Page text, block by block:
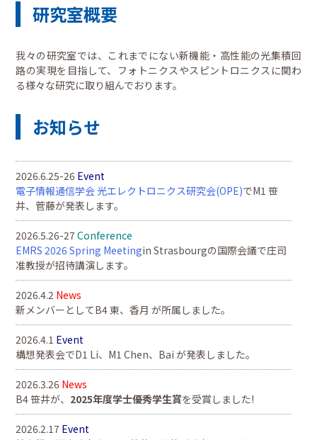
研究室概要
我々の研究室では、これまでにない新機能・高性能の光集積回
路の実現を目指して、フォトニクスやスピントロニクスに関わ
る様々な研究に取り組んでおります。
お知らせ
2026.6.25-26 Event
電子情報通信学会 光エレクトロニクス研究会(OPE)でM1 笹
井、菅藤が発表します。
2026.5.26-27Conference
EMRS 2026 Spring Meetingin Strasbourgの国際会議で庄司
准教授が招待講演します。
2026.4.2 News
新メンバーとしてB4 東、香月 が所属しました。
2026.4.1 Event
構想発表会でD1 Li、M1 Chen、Bai が発表しました。
2026.3.26 News
B4 笹井が、 2025年度学士優秀学生賞を受賞しました!
2026.2.17 Event